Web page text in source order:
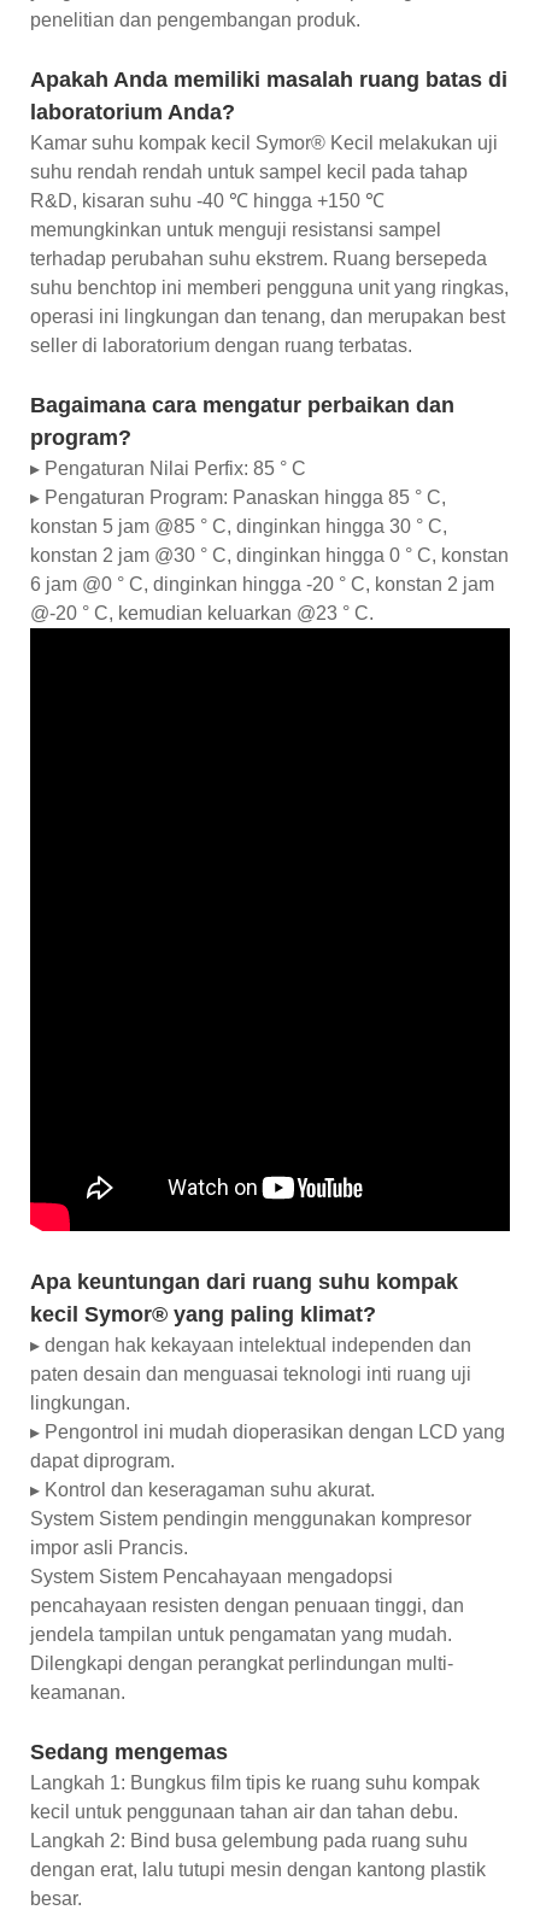
penelitian dan pengembangan produk.
Apakah Anda memiliki masalah ruang batas di
laboratorium Anda?
Kamar suhu kompak kecil Symor® Kecil melakukan uji
suhu rendah rendah untuk sampel kecil pada tahap
R&D, kisaran suhu -40 ℃ hingga +150 ℃
memungkinkan untuk menguji resistansi sampel
terhadap perubahan suhu ekstrem. Ruang bersepeda
suhu benchtop ini memberi pengguna unit yang ringkas,
operasi ini lingkungan dan tenang, dan merupakan best
seller di laboratorium dengan ruang terbatas.
Bagaimana cara mengatur perbaikan dan
program?
▸ Pengaturan Nilai Perfix: 85 ° C
▸ Pengaturan Program: Panaskan hingga 85 ° C,
konstan 5 jam @85 ° C, dinginkan hingga 30 ° C,
konstan 2 jam @30 ° C, dinginkan hingga 0 ° C, konstan
6 jam @0 ° C, dinginkan hingga -20 ° C, konstan 2 jam
@-20 ° C, kemudian keluarkan @23 ° C.
Apa keuntungan dari ruang suhu kompak
kecil Symor® yang paling klimat?
▸ dengan hak kekayaan intelektual independen dan
paten desain dan menguasai teknologi inti ruang uji
lingkungan.
▸ Pengontrol ini mudah dioperasikan dengan LCD yang
dapat diprogram.
▸ Kontrol dan keseragaman suhu akurat.
System Sistem pendingin menggunakan kompresor
impor asli Prancis.
System Sistem Pencahayaan mengadopsi
pencahayaan resisten dengan penuaan tinggi, dan
jendela tampilan untuk pengamatan yang mudah.
Dilengkapi dengan perangkat perlindungan multi-
keamanan.
Sedang mengemas
Langkah 1: Bungkus film tipis ke ruang suhu kompak
kecil untuk penggunaan tahan air dan tahan debu.
Langkah 2: Bind busa gelembung pada ruang suhu
dengan erat, lalu tutupi mesin dengan kantong plastik
besar.